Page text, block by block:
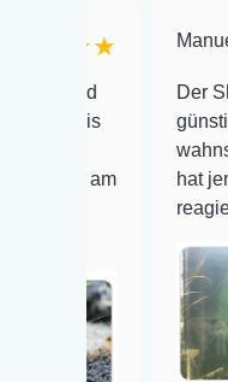
Manuel
Der Shop
günstigen
hat
reagiert wie